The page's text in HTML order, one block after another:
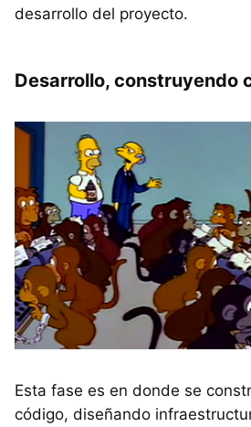
desarrollo del proyecto.
Desarrollo, construyendo
Esta fase es en donde se
código, diseñando